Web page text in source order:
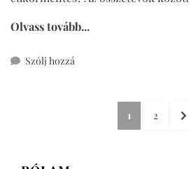
Olvass tovább...
Szólj hozzá
cukormentesen
OLDAL
1 OLDAL
2